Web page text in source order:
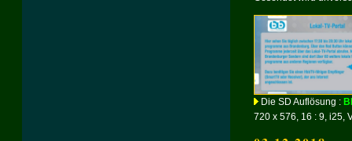
Die SD Auflösung :
720 x 576, 16 : 9, i25,